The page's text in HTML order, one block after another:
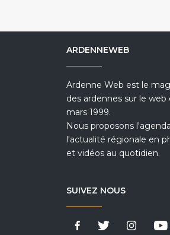
ARDENNEWEB
Ardenne Web est le
des ardennes sur le web
mars 1999.
Nous proposons
l'actualité régionale en
et vidéos au quotidien.
SUIVEZ NOUS